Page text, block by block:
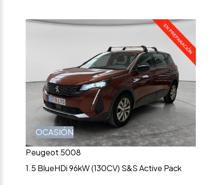
OCASIÓN
Peugeot 5008
1.5 BlueHDi 96kW (130CV) S&S Active Pack